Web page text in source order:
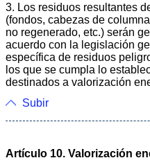
3. Los residuos resultantes
(fondos, cabezas de
no regenerado, etc.) serán
acuerdo con la legislación
específica de residuos
los que se cumpla lo
destinados a valorización
Subir
Artículo 10. Valorización